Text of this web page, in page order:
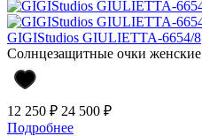
GIGIStudios GIULIETTA-6654/8
Солнцезащитные очки женские
12 250 ₽ 24 500 ₽
Подробнее